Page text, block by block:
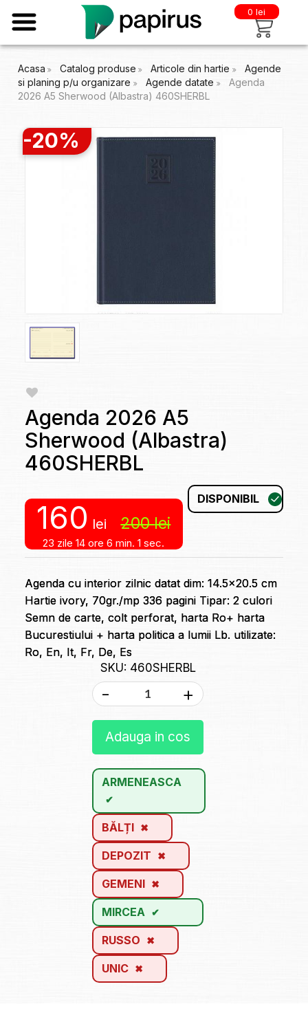
0 lei
Acasa Catalog produse Articole din hartie
Agende
si planing p/u organizare
Agende datate
Agenda
2026 A5 Sherwood (Albastra) 460SHERBL
-20%
Agenda 2026 A5
Sherwood (Albastra)
460SHERBL
160 lei 200lei
23 zile 14 ore 6 min. 1 sec.
DISPONIBIL
Agenda cu interior zilnic datat dim: 14.5×20.5 cm
Hartie ivory, 70gr./mp 336 pagini Tipar: 2 culori
Semn de carte, colt perforat, harta Ro+ harta
Bucurestiului + harta politica a lumii Lb. utilizate:
Ro, En, It, Fr, De, Es
SKU: 460SHERBL
- +
Adauga in cos
ARMENEASCA
BĂLȚI
DEPOZIT
GEMENI
MIRCEA
RUSSO
UNIC